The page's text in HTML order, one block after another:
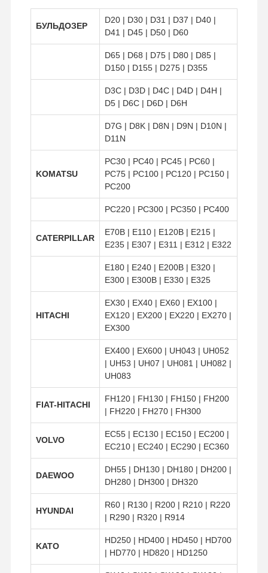
Застежка для зубного блока
Шнур колеса грузовика
Болт ботинка следа
БУЛЬДОЗЕР
D20 | D30 | D31 | D37 | D40 |
D41 | D45 | D50 | D60
D65 | D68 | D75 | D80 | D85 |
D150 | D155 | D275 | D355
D3C | D3D | D4C | D4D | D4H |
D5 | D6C | D6D | D6H
D7G | D8K | D8N | D9N | D10N |
D11N
KOMATSU
PC30 | PC40 | PC45 | PC60 |
PC75 | PC100 | PC120 | PC150 |
PC200
PC220 | PC300 | PC350 | PC400
CATERPILLAR
E70B | E110 | E120B | E215 |
E235 | E307 | E311 | E312 | E322
E180 | E240 | E200B | E320 |
E300 | E300B | E330 | E325
HITACHI
EX30 | EX40 | EX60 | EX100 |
EX120 | EX200 | EX220 | EX270 |
EX300
EX400 | EX600 | UH043 | UH052
| UH53 | UH07 | UH081 | UH082 |
UH083
FIAT-HITACHI
FH120 | FH130 | FH150 | FH200
| FH220 | FH270 | FH300
VOLVO
EC55 | EC130 | EC150 | EC200 |
EC210 | EC240 | EC290 | EC360
DAEWOO
DH55 | DH130 | DH180 | DH200 |
DH280 | DH300 | DH320
HYUNDAI
R60 | R130 | R200 | R210 | R220
| R290 | R320 | R914
KATO
HD250 | HD400 | HD450 | HD700
| HD770 | HD820 | HD1250